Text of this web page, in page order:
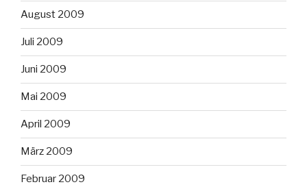
August 2009
Juli 2009
Juni 2009
Mai 2009
April 2009
März 2009
Februar 2009